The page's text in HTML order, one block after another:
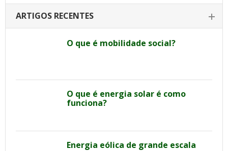
ARTIGOS RECENTES
O que é mobilidade social?
O que é energia solar é como
funciona?
Energia eólica de grande escala